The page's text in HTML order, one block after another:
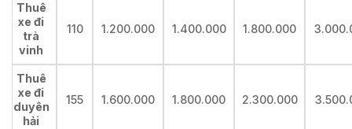
Thuê
xe đi
trà
vinh
110 1.200.000 1.400.000 1.800.000
Thuê
xe đi
duyên
hải
155 1.600.000 1.800.000 2.300.000